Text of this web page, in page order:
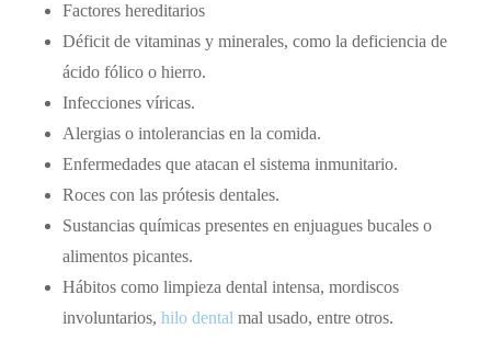
Factores hereditarios
Déficit de vitaminas y minerales, como la deficiencia de
ácido fólico o hierro.
Infecciones víricas.
Alergias o intolerancias en la comida.
Enfermedades que atacan el sistema inmunitario.
Roces con las prótesis dentales.
Sustancias químicas presentes en enjuagues bucales o
alimentos picantes.
Hábitos como limpieza dental intensa, mordiscos
involuntarios, hilo dental mal usado, entre otros.